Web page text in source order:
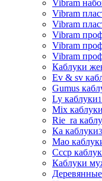
Vibram
Vibram
Vibram
Vibram
Vibram
Vibram
Каблуки
Ev & sv
Gumus
Ly каблуки
Mix каблуки
Rie_ra
Ка каблуки
Мао
Ссср
Каблуки